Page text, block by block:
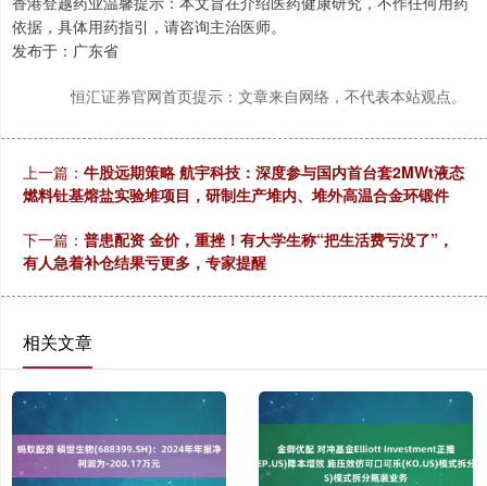
依据，具体用药指引，请咨询主治医师。
发布于：广东省
恒汇证券官网首页提示：文章来自网络，不代表本站观点。
上一篇： 牛股远期策略 航宇科技：深度参与国内首台套2MWt液态
燃料钍基熔盐实验堆项目，研制生产堆内、堆外高温合金环锻件
下一篇： 普患配资 金价，重挫！有大学生称“把生活费亏没了”，
有人急着补仓结果亏更多，专家提醒
相关文章